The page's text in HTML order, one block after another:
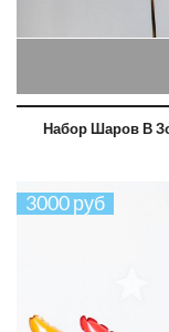
Набор Шаров В
3000 руб